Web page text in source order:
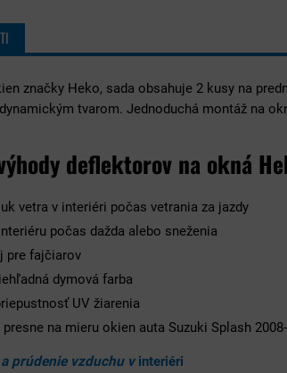
značky Heko, sada obsahuje 2 kusy na
tvarom. Jednoduchá montáž na
deflektorov na okná
vetra v interiéri počas vetrania za jazdy
počas dažda alebo sneženia
pre fajčiarov
dymová farba
UV žiarenia
na mieru okien auta Suzuki Splash
prúdenie vzduchu vinteriéri